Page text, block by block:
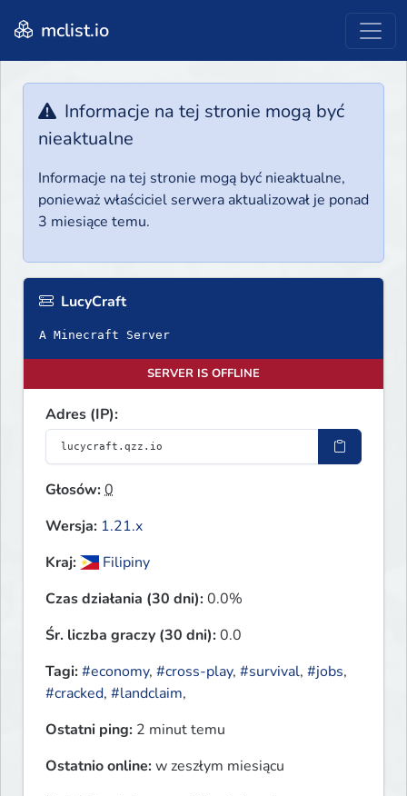
mclist.io
Informacje na tej stronie mogą być
nieaktualne
Informacje na tej stronie mogą być nieaktualne,
ponieważ właściciel serwera aktualizował je ponad
3 miesiące temu.
LucyCraft
A Minecraft Server
SERVER IS OFFLINE
Adres (IP):
Głosów:0
Wersja: 1.21.x
Kraj:
Filipiny
Czas działania (30 dni):0.0%
Śr. liczba graczy (30 dni):0.0
Tagi:#economy, #cross-play, #survival, #jobs,
#cracked, #landclaim,
Ostatni ping: 2 minut temu
Ostatnio online:w zeszłym miesiącu